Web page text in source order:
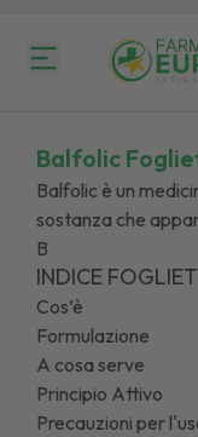
Balfolic
Balfolic è un
sostanza che
B
INDICE
Cos’è
Formulazione
A cosa serve
Principio Attivo
Precauzioni per